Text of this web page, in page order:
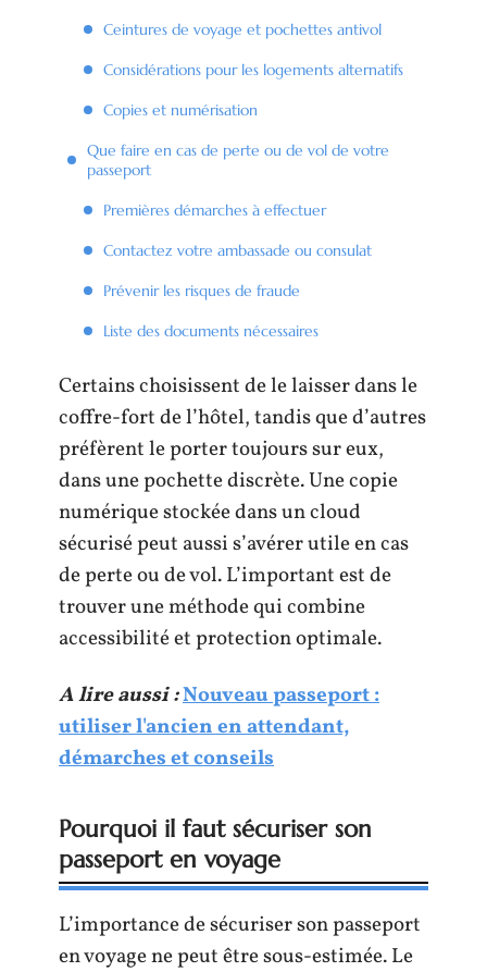
Ceintures de voyage et pochettes antivol
Considérations pour les logements alternatifs
Copies et numérisation
Que faire en cas de perte ou de vol de votre
passeport
Premières démarches à effectuer
Contactez votre ambassade ou consulat
Prévenir les risques de fraude
Liste des documents nécessaires
Certains choisissent de le laisser dans le
coffre-fort de l’hôtel, tandis que d’autres
préfèrent le porter toujours sur eux,
dans une pochette discrète. Une copie
numérique stockée dans un cloud
sécurisé peut aussi s’avérer utile en cas
de perte ou de vol. L’important est de
trouver une méthode qui combine
accessibilité et protection optimale.
A lire aussi :Nouveau passeport :
utiliser l'ancien en attendant,
démarches et conseils
Pourquoi il faut sécuriser son
passeport en voyage
L’importance de sécuriser son passeport
en voyage ne peut être sous-estimée. Le